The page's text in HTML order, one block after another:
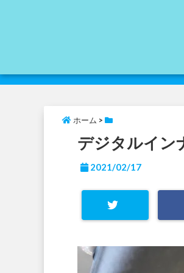
ホーム >
デジタルイン
2021/02/17